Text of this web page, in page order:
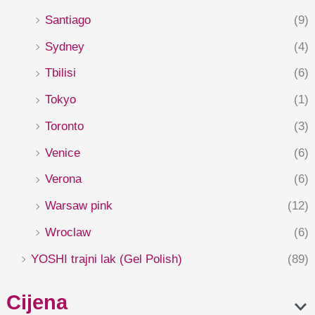
Santiago
(9)
Sydney
(4)
Tbilisi
(6)
Tokyo
(1)
Toronto
(3)
Venice
(6)
Verona
(6)
Warsaw pink
(12)
Wroclaw
(6)
YOSHI trajni lak (Gel Polish)
(89)
Cijena